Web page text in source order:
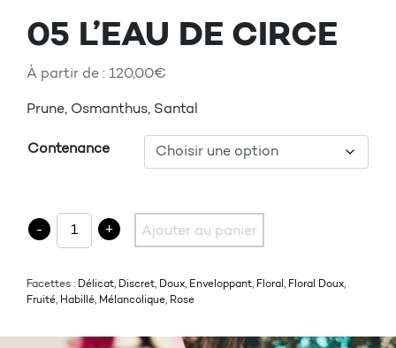
05 L’EAU DE CIRCE
À partir de : 120,00€
Prune, Osmanthus, Santal
Contenance
quantité de 05 L'EAU DE CIRCE
- + Ajouter au panier
Facettes : Délicat, Discret, Doux, Enveloppant, Floral , Floral Doux,
Fruité, Habillé, Mélancolique, Rose